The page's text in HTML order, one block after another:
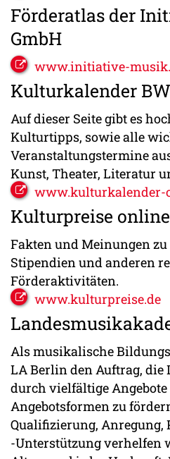
Förderatlas der
GmbH
www.initiative-
Kulturkalender
Auf dieser Seite gibt es
Kulturtipps, sowie alle
Veranstaltungstermine
Kunst, Theater, Literatur
www.kulturkalender-
Kulturpreise online
Fakten und Meinungen
Stipendien und anderen
Förderaktivitäten.
www.kulturpreise.de
Als musikalische
LA Berlin den Auftrag,
durch vielfältige
Angebotsformen zu
Qualifizierung, Anregung,
-Unterstützung verhelfen